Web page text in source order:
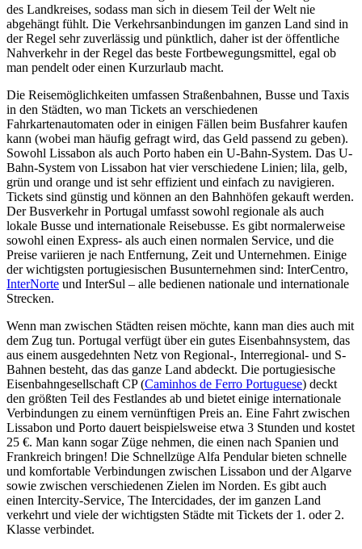
des Landkreises, sodass man sich in diesem Teil der Welt nie
abgehängt fühlt. Die Verkehrsanbindungen im ganzen Land sind in
der Regel sehr zuverlässig und pünktlich, daher ist der öffentliche
Nahverkehr in der Regel das beste Fortbewegungsmittel, egal ob
man pendelt oder einen Kurzurlaub macht.
Die Reisemöglichkeiten umfassen Straßenbahnen, Busse und Taxis
in den Städten, wo man Tickets an verschiedenen
Fahrkartenautomaten oder in einigen Fällen beim Busfahrer kaufen
kann (wobei man häufig gefragt wird, das Geld passend zu geben).
Sowohl Lissabon als auch Porto haben ein U-Bahn-System. Das U-
Bahn-System von Lissabon hat vier verschiedene Linien; lila, gelb,
grün und orange und ist sehr effizient und einfach zu navigieren.
Tickets sind günstig und können an den Bahnhöfen gekauft werden.
Der Busverkehr in Portugal umfasst sowohl regionale als auch
lokale Busse und internationale Reisebusse. Es gibt normalerweise
sowohl einen Express- als auch einen normalen Service, und die
Preise variieren je nach Entfernung, Zeit und Unternehmen. Einige
der wichtigsten portugiesischen Busunternehmen sind: InterCentro,
InterNorte und InterSul – alle bedienen nationale und internationale
Strecken.
Wenn man zwischen Städten reisen möchte, kann man dies auch mit
dem Zug tun. Portugal verfügt über ein gutes Eisenbahnsystem, das
aus einem ausgedehnten Netz von Regional-, Interregional- und S-
Bahnen besteht, das das ganze Land abdeckt. Die portugiesische
Eisenbahngesellschaft CP (Caminhos de Ferro Portuguese) deckt
den größten Teil des Festlandes ab und bietet einige internationale
Verbindungen zu einem vernünftigen Preis an. Eine Fahrt zwischen
Lissabon und Porto dauert beispielsweise etwa 3 Stunden und kostet
25 €. Man kann sogar Züge nehmen, die einen nach Spanien und
Frankreich bringen! Die Schnellzüge Alfa Pendular bieten schnelle
und komfortable Verbindungen zwischen Lissabon und der Algarve
sowie zwischen verschiedenen Zielen im Norden. Es gibt auch
einen Intercity-Service, The Intercidades, der im ganzen Land
verkehrt und viele der wichtigsten Städte mit Tickets der 1. oder 2.
Klasse verbindet.